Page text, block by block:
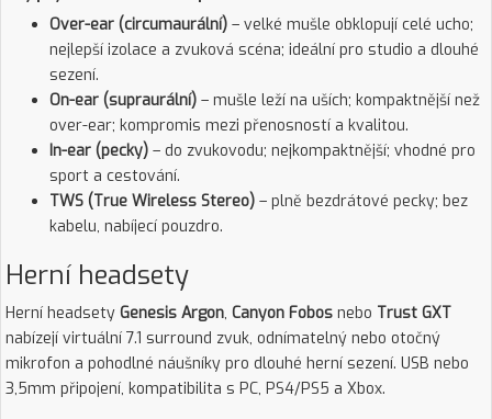
Over-ear (circumaurální) – velké mušle obklopují celé ucho;
nejlepší izolace a zvuková scéna; ideální pro studio a dlouhé
sezení.
On-ear (supraurální) – mušle leží na uších; kompaktnější než
over-ear; kompromis mezi přenosností a kvalitou.
In-ear (pecky) – do zvukovodu; nejkompaktnější; vhodné pro
sport a cestování.
TWS (True Wireless Stereo) – plně bezdrátové pecky; bez
kabelu, nabíjecí pouzdro.
Herní headsety
Herní headsety Genesis Argon, Canyon Fobos nebo Trust GXT
nabízejí virtuální 7.1 surround zvuk, odnímatelný nebo otočný
mikrofon a pohodlné náušníky pro dlouhé herní sezení. USB nebo
3,5mm připojení, kompatibilita s PC, PS4/PS5 a Xbox.